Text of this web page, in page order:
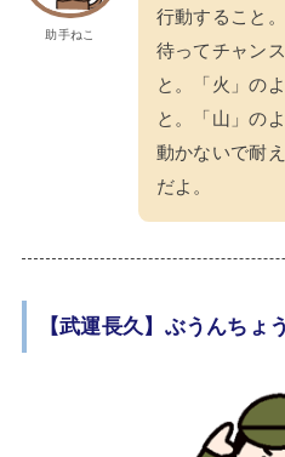
助手ねこ
行動すること
待ってチャン
と。「火」の
と。「山」の
動かないで耐
だよ。
【武運長久】ぶうんちょ